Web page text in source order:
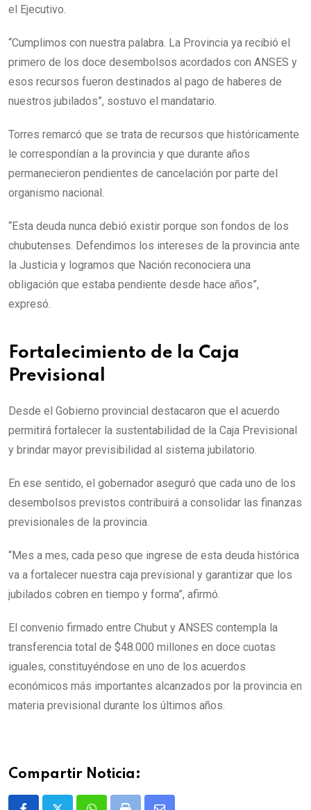
el Ejecutivo.
“Cumplimos con nuestra palabra. La Provincia ya recibió el
primero de los doce desembolsos acordados con ANSES y
esos recursos fueron destinados al pago de haberes de
nuestros jubilados”, sostuvo el mandatario.
Torres remarcó que se trata de recursos que históricamente
le correspondían a la provincia y que durante años
permanecieron pendientes de cancelación por parte del
organismo nacional.
“Esta deuda nunca debió existir porque son fondos de los
chubutenses. Defendimos los intereses de la provincia ante
la Justicia y logramos que Nación reconociera una
obligación que estaba pendiente desde hace años”,
expresó.
Fortalecimiento de la Caja
Previsional
Desde el Gobierno provincial destacaron que el acuerdo
permitirá fortalecer la sustentabilidad de la Caja Previsional
y brindar mayor previsibilidad al sistema jubilatorio.
En ese sentido, el gobernador aseguró que cada uno de los
desembolsos previstos contribuirá a consolidar las finanzas
previsionales de la provincia.
“Mes a mes, cada peso que ingrese de esta deuda histórica
va a fortalecer nuestra caja previsional y garantizar que los
jubilados cobren en tiempo y forma”, afirmó.
El convenio firmado entre Chubut y ANSES contempla la
transferencia total de $48.000 millones en doce cuotas
iguales, constituyéndose en uno de los acuerdos
económicos más importantes alcanzados por la provincia en
materia previsional durante los últimos años.
Compartir Noticia: